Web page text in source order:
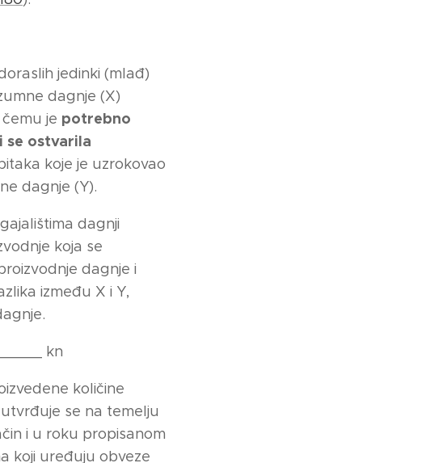
jedinki (mlađ)
dagnje (X)
je potrebno
se ostvarila
koje je uzrokovao
dagnje (Y).
dagnji
koja se
dagnje i
između X i Y,
kn
količine
se na temelju
i u roku propisanom
koji uređuju obveze